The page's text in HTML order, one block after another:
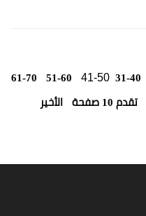
31-40
51-60
61-70
تقدم 10 صفحة الأخير